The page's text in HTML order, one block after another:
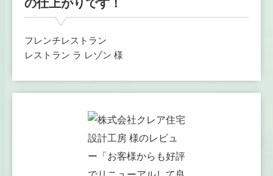
の仕上がりです！
フレンチレストラン
レストラン ラ レゾン 様